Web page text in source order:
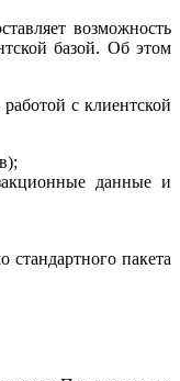
возможность
базой. Об этом
с клиентской
данные и
пакета